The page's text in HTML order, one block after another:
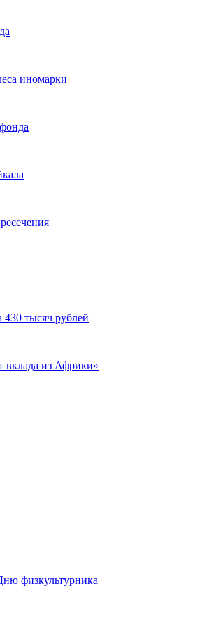
иномарки
430 тысяч рублей
вклада из Африки»
физкультурника